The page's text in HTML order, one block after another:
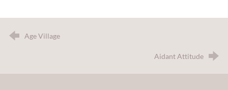
Age Village
Aidant Attitude